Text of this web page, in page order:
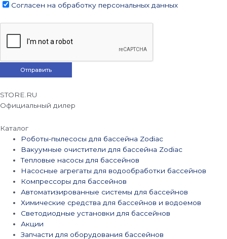
Согласен на обработку персональных данных
STORE.RU
Официальный дилер
Каталог
Роботы-пылесосы для бассейна Zodiac
Вакуумные очистители для бассейна Zodiac
Тепловые насосы для бассейнов
Насосные агрегаты для водообработки бассейнов
Компрессоры для бассейнов
Автоматизированные системы для бассейнов
Химические средства для бассейнов и водоемов
Светодиодные установки для бассейнов
Акции
Запчасти для оборудования бассейнов